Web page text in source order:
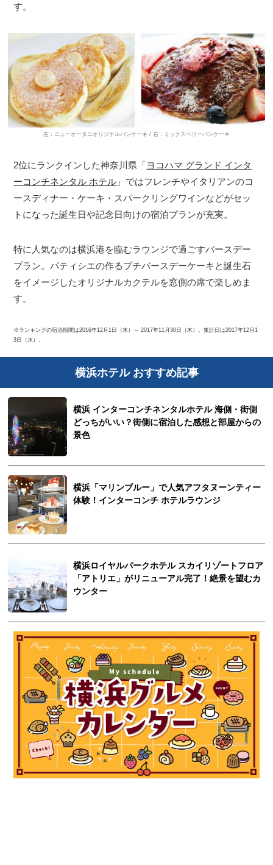
す。
左：ニューオータニオリジナルパンケーキ / 右：ミックスベリーパンケーキ
2位にランクインした神奈川県「ヨコハマ グランド インタ
ーコンチネンタル ホテル 」ではフレンチやイタリアンのコ
ースディナー・ケーキ・スパークリングワインなどがセッ
トになった誕生日や記念日向けの宿泊プランが充実。
特に人気なのは横浜港を臨むラウンジで過ごすバースデー
プラン。パティシエの作るプチバースデーケーキと誕生石
をイメージしたオリジナルカクテルを窓側の席で楽しめま
す。
※ランキングの宿泊期間は2016年12月1日（木）～ 2017年11月30日（木）。集計日は2017年12月1
3日（水）。
横浜ホテル おすすめ記事
横浜 インターコンチネンタルホテル 海側・街側
どっちがいい？街側に宿泊した感想と部屋からの
景色
横浜「マリンブルー」で人気アフタヌーンティー
体験！インターコンチ ホテルラウンジ
横浜ロイヤルパークホテル スカイリゾートフロア
「アトリエ」がリニューアル完了！絶景を望むカ
ウンター